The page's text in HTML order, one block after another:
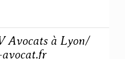
Avocats à Lyon/